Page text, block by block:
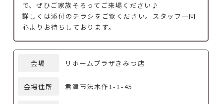
で、ぜひご家族そろってご来場ください♪
詳しくは添付のチラシをご覧ください。スタッフ一同
心よりお待ちしております。
会場 リホームプラザきみつ店
会場住所 君津市法木作1-1-45